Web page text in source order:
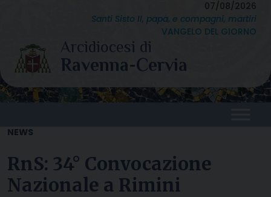
content
07/08/2026
Santi Sisto II, papa, e compagni, martiri
VANGELO DEL GIORNO
NEWS
RnS: 34° Convocazione
Nazionale a Rimini